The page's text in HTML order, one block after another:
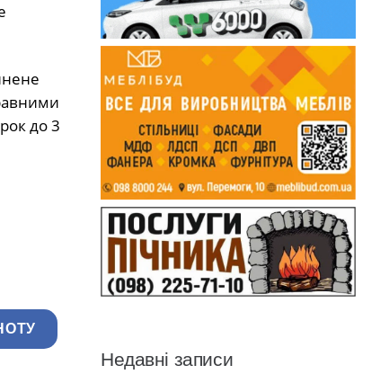
до 3
Недавні записи